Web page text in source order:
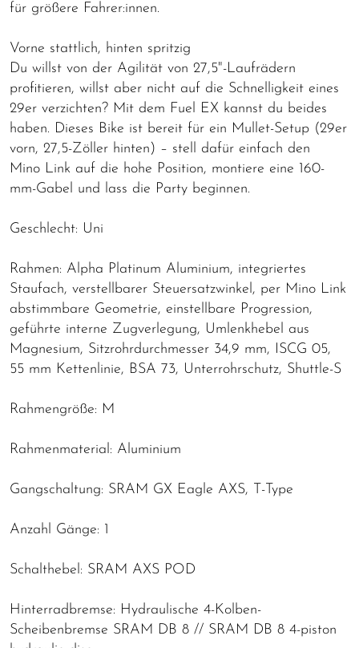
für größere Fahrer:innen.
Vorne stattlich, hinten spritzig
Du willst von der Agilität von 27,5"-Laufrädern
profitieren, willst aber nicht auf die Schnelligkeit eines
29er verzichten? Mit dem Fuel EX kannst du beides
haben. Dieses Bike ist bereit für ein Mullet-Setup (29er
vorn, 27,5-Zöller hinten) – stell dafür einfach den
Mino Link auf die hohe Position, montiere eine 160-
mm-Gabel und lass die Party beginnen.
Geschlecht: Uni
Rahmen: Alpha Platinum Aluminium, integriertes
Staufach, verstellbarer Steuersatzwinkel, per Mino Link
abstimmbare Geometrie, einstellbare Progression,
geführte interne Zugverlegung, Umlenkhebel aus
Magnesium, Sitzrohrdurchmesser 34,9 mm, ISCG 05,
55 mm Kettenlinie, BSA 73, Unterrohrschutz, Shuttle-S
Rahmengröße: M
Rahmenmaterial: Aluminium
Gangschaltung: SRAM GX Eagle AXS, T-Type
Anzahl Gänge: 1
Schalthebel: SRAM AXS POD
Hinterradbremse: Hydraulische 4-Kolben-
Scheibenbremse SRAM DB 8 // SRAM DB 8 4-piston